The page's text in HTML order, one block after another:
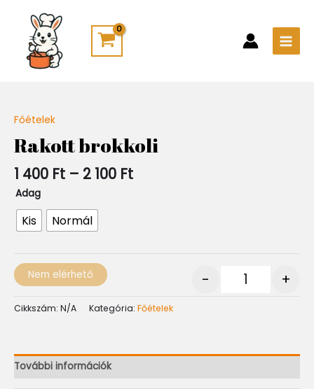
content
Főételek
Rakott brokkoli
1 400 Ft – 2 100 Ft
400 Ft
-
2
Adag
Kis Normál
- +
Nem elérhető
Cikkszám: N/A Kategória: Főételek
További információk